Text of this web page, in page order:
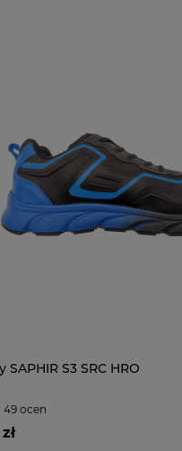
Obuwie FIRSTY S3
Osłona